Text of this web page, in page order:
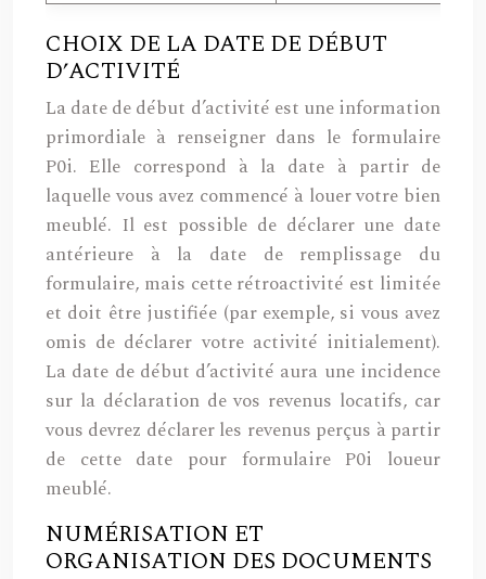
CHOIX DE LA DATE DE DÉBUT
D’ACTIVITÉ
La date de début d’activité est une information
primordiale à renseigner dans le formulaire
P0i. Elle correspond à la date à partir de
laquelle vous avez commencé à louer votre bien
meublé. Il est possible de déclarer une date
antérieure à la date de remplissage du
formulaire, mais cette rétroactivité est limitée
et doit être justifiée (par exemple, si vous avez
omis de déclarer votre activité initialement).
La date de début d’activité aura une incidence
sur la déclaration de vos revenus locatifs, car
vous devrez déclarer les revenus perçus à partir
de cette date pour formulaire P0i loueur
meublé.
NUMÉRISATION ET
ORGANISATION DES DOCUMENTS